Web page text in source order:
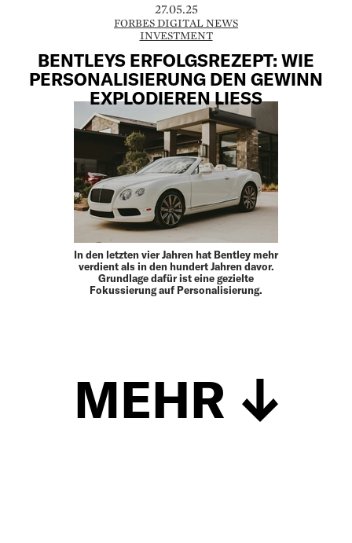
27.05.25
FORBES DIGITAL NEWS
INVESTMENT
BENTLEYS ERFOLGSREZEPT: WIE
PERSONALISIERUNG DEN GEWINN
EXPLODIEREN LIESS
In den letzten vier Jahren hat Bentley mehr
verdient als in den hundert Jahren davor.
Grundlage dafür ist eine gezielte
Fokussierung auf Personalisierung.
MEHR